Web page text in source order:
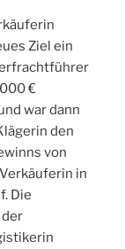
Ziel ein
€
war dann
den
von
in
Die